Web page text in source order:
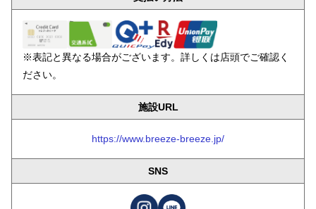
※表記と異なる場合がございます。詳しくは店頭でご確認く
ださい。
施設URL
https://www.breeze-breeze.jp/
SNS